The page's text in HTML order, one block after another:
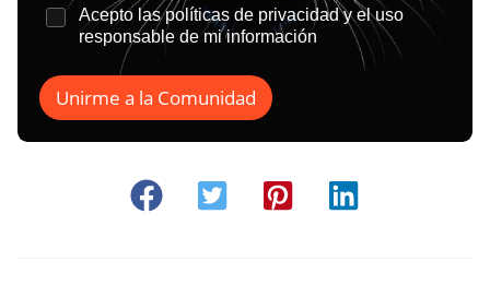
* Acepto laspolíticas de privacidady el uso
responsable de mi información
Unirme a la Comunidad